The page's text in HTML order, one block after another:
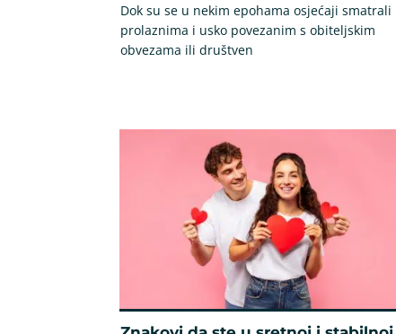
Dok su se u nekim epohama osjećaji smatrali
prolaznima i usko povezanim s obiteljskim
obvezama ili društven